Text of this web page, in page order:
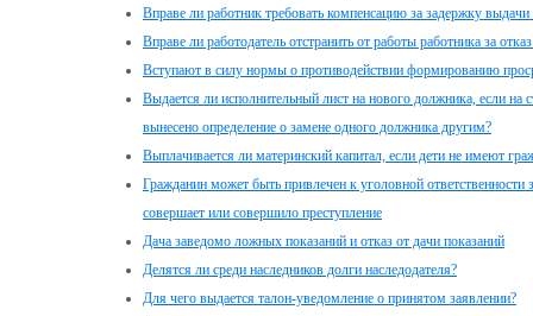
Вправе ли работник требовать компенсацию за задержку
Вправе ли работодатель отстранить от работы работника за
Вступают в силу нормы о противодействии формированию
Выдается ли исполнительный лист на нового должника, если на
вынесено определение о замене одного должника другим?
Выплачивается ли материнский капитал, если дети не имеют
Гражданин может быть привлечен к уголовной ответственности
совершает или совершило преступление
Дача заведомо ложных показаний и отказ от дачи показаний
Делятся ли среди наследников долги наследодателя?
Для чего выдается талон-уведомление о принятом заявлении?